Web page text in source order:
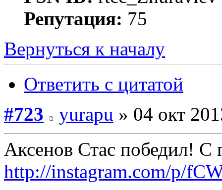
Репутация: 75
Вернуться к началу
Ответить с цитатой
#723
yurapu » 04 окт
Аксенов Стас победил! С
http://instagram.com/p/